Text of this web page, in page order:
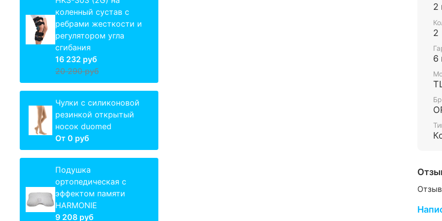
2
2
6
коленный сустав с
ребрами жесткости и
регулятором угла
сгибания
16 232 руб
20 290 руб
Чулки с силиконовой
резинкой открытый
носок duomed
От 0 руб
Подушка
ортопедическая с
эффектом памяти
HARMONIE
9 208 руб